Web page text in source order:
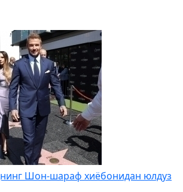
Шон-шараф хиёбонидан юлдуз